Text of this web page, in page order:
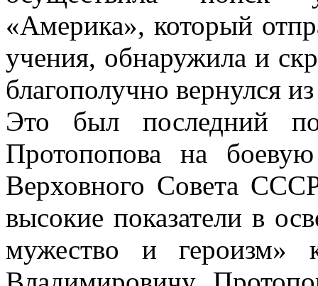
«Америка», который
учения, обнаружила и
благополучно вернулся
Это был последний
Протопопова на
Верховного Совета
высокие показатели в
мужество и героизм»